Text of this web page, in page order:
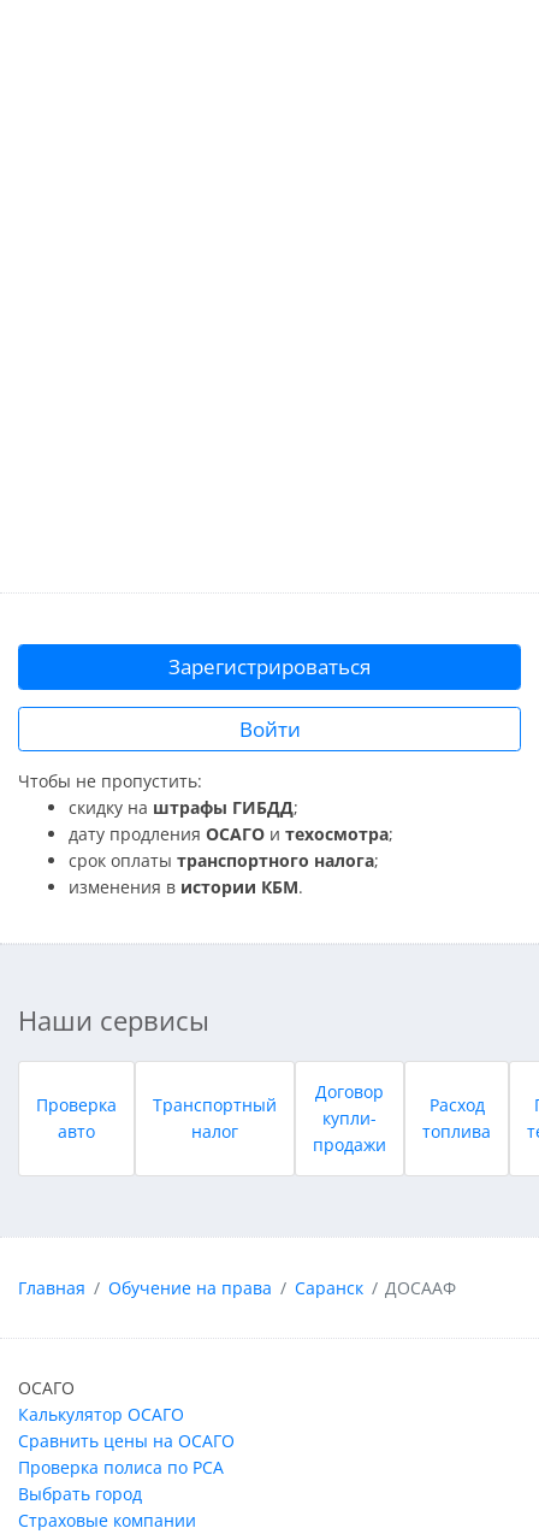
Зарегистрироваться
Войти
Чтобы не пропустить:
скидку на штрафы ГИБДД;
дату продления ОСАГО и техосмотра;
срок оплаты транспортного налога;
изменения в истории КБМ.
Наши сервисы
Проверка
авто
Транспортный
налог
Договор
купли-
продажи
Расход
топлива
Главная Обучение на права Саранск ДОСААФ
ОСАГО
Калькулятор ОСАГО
Сравнить цены на ОСАГО
Проверка полиса по РСА
Выбрать город
Страховые компании